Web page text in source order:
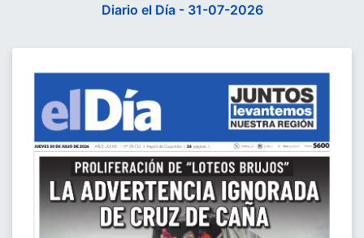
Diario el Día - 31-07-2026